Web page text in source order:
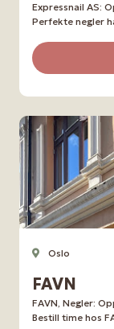
Expressnail AS:
Perfekte negler
Oslo
FAVN
FAVN, Negler:
Bestill time hos